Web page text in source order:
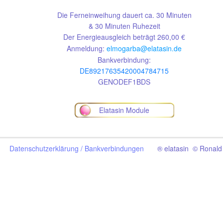
Die Ferneinweihung dauert ca. 30 Minuten
& 30 Minuten Ruhezeit
Der Energieausgleich beträgt 260,00 €
Anmeldung:elmogarba@elatasin.de
Bankverbindung:
DE89217635420004784715
GENODEF1BDS
Elatasin Module
® elatasin ©
Datenschutzerklärung / Bankverbindungen